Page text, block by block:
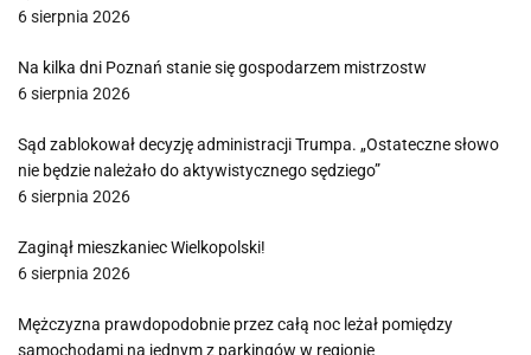
6 sierpnia 2026
Na kilka dni Poznań stanie się gospodarzem mistrzostw
6 sierpnia 2026
Sąd zablokował decyzję administracji Trumpa. „Ostateczne słowo
nie będzie należało do aktywistycznego sędziego”
6 sierpnia 2026
Zaginął mieszkaniec Wielkopolski!
6 sierpnia 2026
Mężczyzna prawdopodobnie przez całą noc leżał pomiędzy
samochodami na jednym z parkingów w regionie